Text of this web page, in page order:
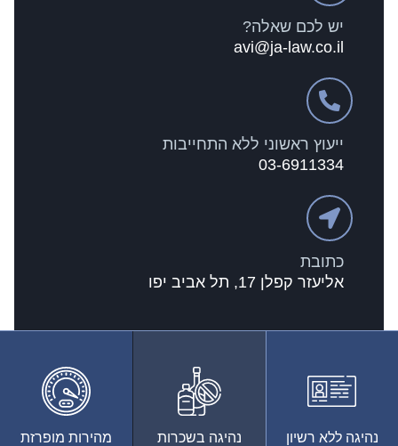
יש לכם שאלה?
avi@ja-law.co.il
ייעוץ ראשוני ללא התחייבות
03-6911334
כתובת
אליעזר קפלן 17, תל אביב יפו
נהיגה ללא רשיון נהיגה בשכרות מהירות מופרזת